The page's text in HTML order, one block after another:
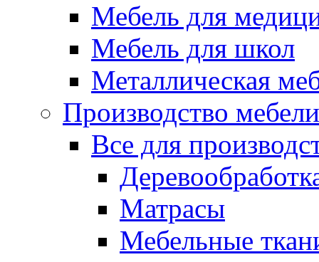
Мебель для
Мебель для школ
Металлическая
Производство мебели
Все для
Матрасы
Мебельные